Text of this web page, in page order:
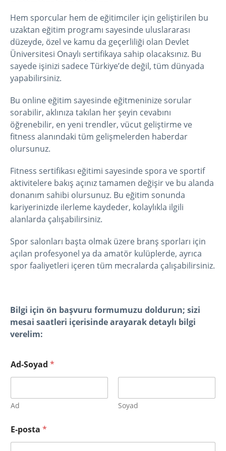
Hem sporcular hem de eğitimciler için geliştirilen bu
uzaktan eğitim programı sayesinde uluslararası
düzeyde, özel ve kamu da geçerliliği olan Devlet
Üniversitesi Onaylı sertifikaya sahip olacaksınız. Bu
sayede işinizi sadece Türkiye’de değil, tüm dünyada
yapabilirsiniz.
Bu online eğitim sayesinde eğitmeninize sorular
sorabilir, aklınıza takılan her şeyin cevabını
öğrenebilir, en yeni trendler, vücut geliştirme ve
fitness alanındaki tüm gelişmelerden haberdar
olursunuz.
Fitness sertifikası eğitimi sayesinde spora ve sportif
aktivitelere bakış açınız tamamen değişir ve bu alanda
donanım sahibi olursunuz. Bu eğitim sonunda
kariyerinizde ilerleme kaydeder, kolaylıkla ilgili
alanlarda çalışabilirsiniz.
Spor salonları başta olmak üzere branş sporları için
açılan profesyonel ya da amatör kulüplerde, ayrıca
spor faaliyetleri içeren tüm mecralarda çalışabilirsiniz.
Bilgi için ön başvuru formumuzu doldurun; sizi
mesai saatleri içerisinde arayarak detaylı bilgi
verelim:
Ad-Soyad *
Ad Soyad
E-posta *